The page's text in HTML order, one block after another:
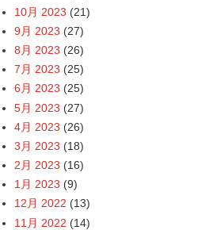
10月 2023 (21)
9月 2023 (27)
8月 2023 (26)
7月 2023 (25)
6月 2023 (25)
5月 2023 (27)
4月 2023 (26)
3月 2023 (18)
2月 2023 (16)
1月 2023 (9)
12月 2022 (13)
11月 2022 (14)